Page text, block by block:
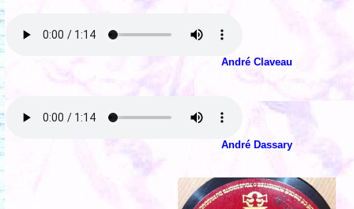
André Claveau
André Dassary